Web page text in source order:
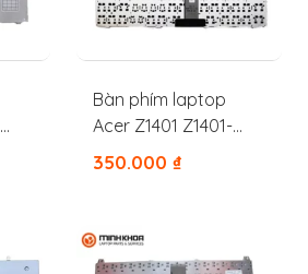
Bàn phím laptop
Acer Z1401 Z1401-
C283 Z1401-C7EK
350.000 ₫